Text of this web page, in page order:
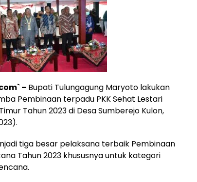
– Bupati Tulungagung Maryoto lakukan
Pembinaan terpadu PKK Sehat Lestari
Tahun 2023 di Desa Sumberejo Kulon,
tiga besar pelaksana terbaik Pembinaan
Tahun 2023 khususnya untuk kategori